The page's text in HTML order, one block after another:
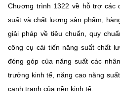
Chương trình 1322 về hỗ trợ các
suất và chất lượng sản phẩm,
giải pháp về tiêu chuẩn, quy
công cụ cải tiến năng suất chất
đóng góp của năng suất các
trưởng kinh tế, năng cao năng
cạnh tranh của nền kinh tế.